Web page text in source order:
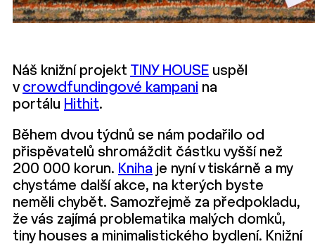
Náš knižní projekt TINY HOUSE uspěl
v crowdfundingové kampani na
portálu Hithit.
Během dvou týdnů se nám podařilo od
přispěvatelů shromáždit částku vyšší než
200 000 korun. Kniha je nyní v tiskárně a my
chystáme další akce, na kterých byste
neměli chybět. Samozřejmě za předpokladu,
že vás zajímá problematika malých domků,
tiny houses a minimalistického bydlení. Knižní